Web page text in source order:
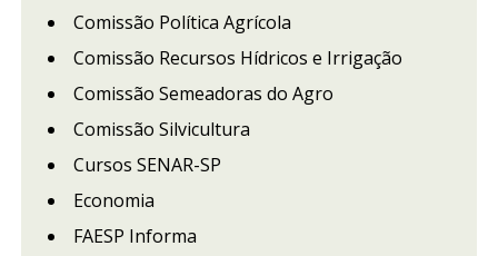
Comissão Política Agrícola
Comissão Recursos Hídricos e Irrigação
Comissão Semeadoras do Agro
Comissão Silvicultura
Cursos SENAR-SP
Economia
FAESP Informa